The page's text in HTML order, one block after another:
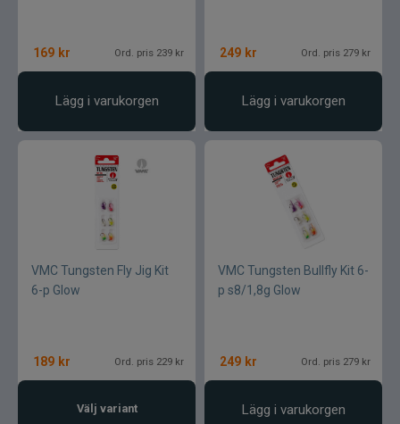
169 kr Ord. pris 239 kr
Lägg i varukorgen
249 kr Ord. pris 279 kr
Lägg i varukorgen
VMC Tungsten Fly Jig Kit
6-p Glow
189 kr Ord. pris 229 kr
Välj variant
VMC Tungsten Bullfly Kit 6-
p s8/1,8g Glow
249 kr Ord. pris 279 kr
Lägg i varukorgen